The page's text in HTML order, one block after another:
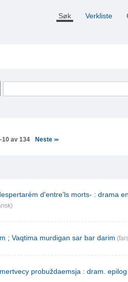
Søk Verkliste
av 134 Neste >>
d'entre'ls morts- : drama
; Vaqtima murdigan sar bar darim
probuždaemsja : dram.